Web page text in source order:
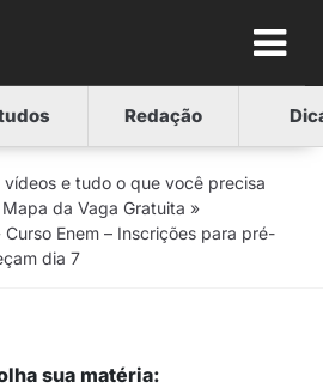
Redação
vídeos e tudo o que você precisa
Mapa da Vaga Gratuita »
Curso Enem – Inscrições para pré-
dia 7
sua matéria: